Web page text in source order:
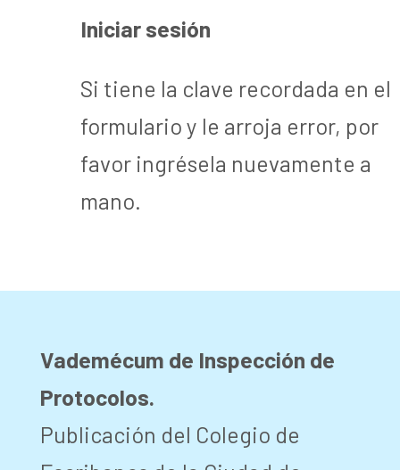
Si tiene la clave recordada en el
formulario y le arroja error, por
favor ingrésela nuevamente a
mano.
Vademécum de Inspección de
Protocolos.
Publicación del Colegio de